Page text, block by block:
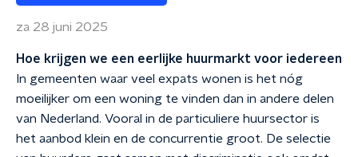
za 28 juni 2025
Hoe krijgen we een eerlijke huurmarkt voor iedereen
In gemeenten waar veel expats wonen is het nóg
moeilijker om een woning te vinden dan in andere delen
van Nederland. Vooral in de particuliere huursector is
het aanbod klein en de concurrentie groot. De selectie